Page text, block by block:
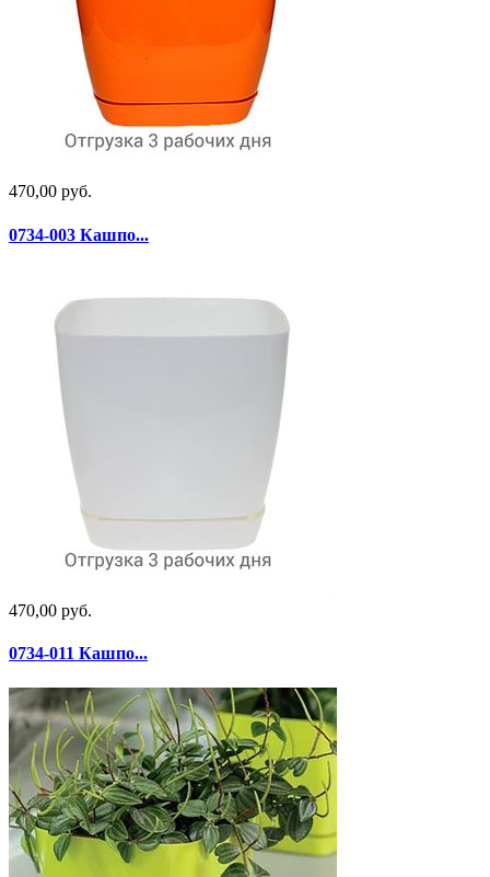
470,00 руб.
0734-003 Кашпо...
470,00 руб.
0734-011 Кашпо...